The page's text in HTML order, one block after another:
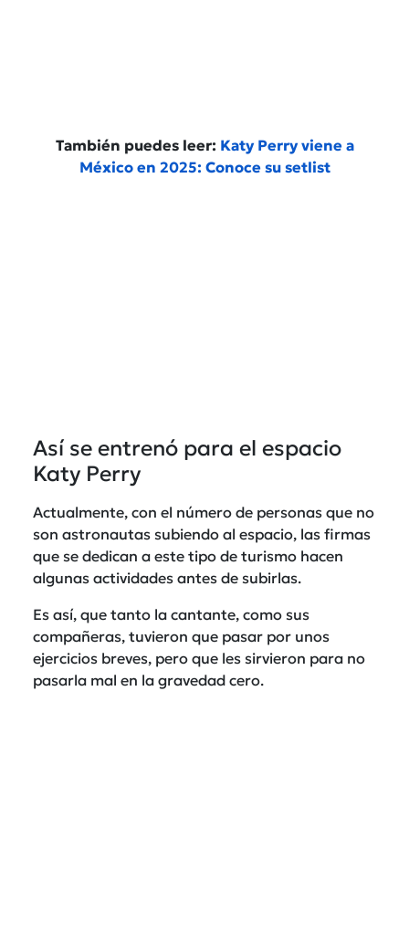
También puedes leer: Katy Perry viene a
México en 2025: Conoce su setlist
Así se entrenó para el espacio
Katy Perry
Actualmente, con el número de personas que no
son astronautas subiendo al espacio, las firmas
que se dedican a este tipo de turismo hacen
algunas actividades antes de subirlas.
Es así, que tanto la cantante, como sus
compañeras, tuvieron que pasar por unos
ejercicios breves, pero que les sirvieron para no
pasarla mal en la gravedad cero.